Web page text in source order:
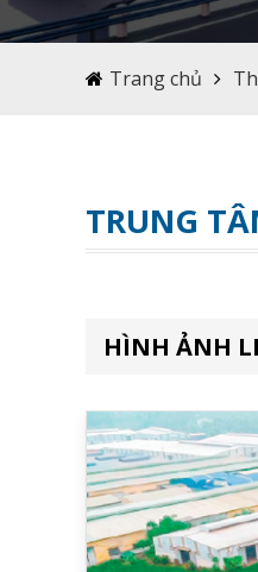
Trang chủ
TRUNG
HÌNH ẢNH